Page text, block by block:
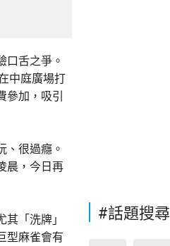
口舌之爭。
中庭廣場打
加，吸引
、很過癮。
晨，今日再
「洗牌」
型麻雀會有
#話題搜尋